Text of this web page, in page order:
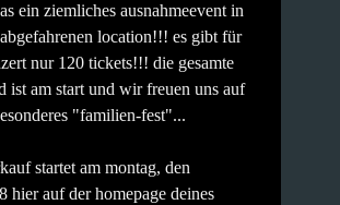
ein ziemliches ausnahmeevent in
location!!! es gibt für
nur 120 tickets!!! die gesamte
ist am start und wir freuen uns auf
"familien-fest"...
startet am montag, den
hier auf der homepage deines